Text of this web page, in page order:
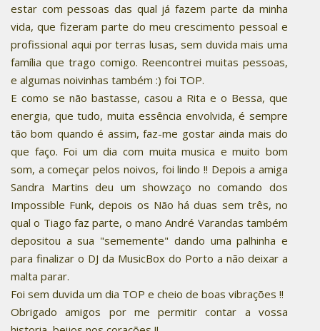
estar com pessoas das qual já fazem parte da minha
vida, que fizeram parte do meu crescimento pessoal e
profissional aqui por terras lusas, sem duvida mais uma
família que trago comigo. Reencontrei muitas pessoas,
e algumas noivinhas também :) foi TOP.
E como se não bastasse, casou a Rita e o Bessa, que
energia, que tudo, muita essência envolvida, é sempre
tão bom quando é assim, faz-me gostar ainda mais do
que faço. Foi um dia com muita musica e muito bom
som, a começar pelos noivos, foi lindo !! Depois a amiga
Sandra Martins deu um showzaço no comando dos
Impossible Funk, depois os Não há duas sem três, no
qual o Tiago faz parte, o mano André Varandas também
depositou a sua "sememente" dando uma palhinha e
para finalizar o DJ da MusicBox do Porto a não deixar a
malta parar.
Foi sem duvida um dia TOP e cheio de boas vibrações !!
Obrigado amigos por me permitir contar a vossa